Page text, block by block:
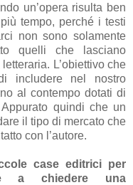
un’opera risulta ben
tempo, perché i testi
non sono solamente
quelli che lasciano
L’obiettivo che
includere nel nostro
al contempo dotati di
quindi che un
il tipo di mercato che
con l’autore.
case editrici per
a chiedere una